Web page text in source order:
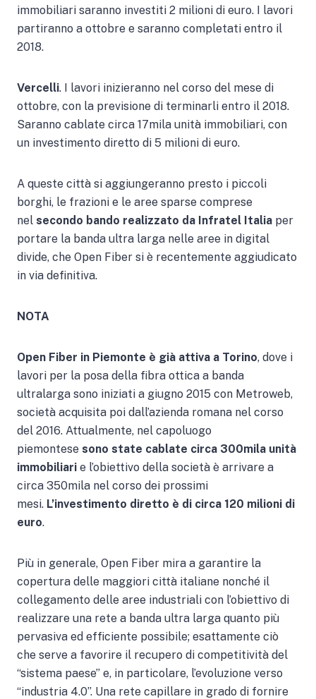
immobiliari saranno investiti 2 milioni di euro. I lavori
partiranno a ottobre e saranno completati entro il
2018.
Vercelli. I lavori inizieranno nel corso del mese di
ottobre, con la previsione di terminarli entro il 2018.
Saranno cablate circa 17mila unità immobiliari, con
un investimento diretto di 5 milioni di euro.
A queste città si aggiungeranno presto i piccoli
borghi, le frazioni e le aree sparse comprese
nel secondo bando realizzato da Infratel Italia per
portare la banda ultra larga nelle aree in digital
divide, che Open Fiber si è recentemente aggiudicato
in via definitiva.
NOTA
Open Fiber in Piemonte è già attiva a Torino, dove i
lavori per la posa della fibra ottica a banda
ultralarga sono iniziati a giugno 2015 con Metroweb,
società acquisita poi dall’azienda romana nel corso
del 2016. Attualmente, nel capoluogo
piemontese sono state cablate circa 300mila unità
immobiliari e l’obiettivo della società è arrivare a
circa 350mila nel corso dei prossimi
mesi. L’investimento diretto è di circa 120 milioni di
euro.
Più in generale, Open Fiber mira a garantire la
copertura delle maggiori città italiane nonché il
collegamento delle aree industriali con l’obiettivo di
realizzare una rete a banda ultra larga quanto più
pervasiva ed efficiente possibile; esattamente ciò
che serve a favorire il recupero di competitività del
“sistema paese” e, in particolare, l’evoluzione verso
“industria 4.0”. Una rete capillare in grado di fornire